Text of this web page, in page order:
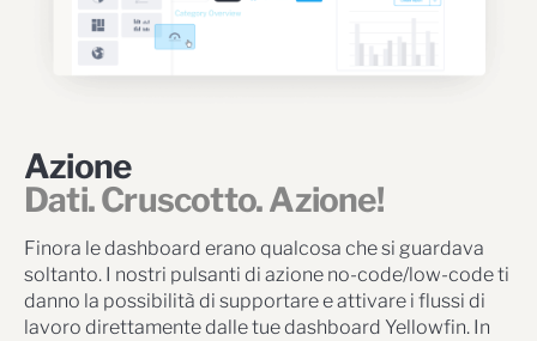
Azione
Dati. Cruscotto. Azione!
Finora le dashboard erano qualcosa che si guardava
soltanto. I nostri pulsanti di azione no-code/low-code ti
danno la possibilità di supportare e attivare i flussi di
lavoro direttamente dalle tue dashboard Yellowfin. In